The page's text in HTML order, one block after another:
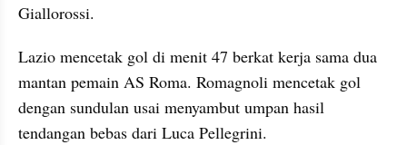
Giallorossi.
Lazio mencetak gol di menit 47 berkat kerja sama dua
mantan pemain AS Roma. Romagnoli mencetak gol
dengan sundulan usai menyambut umpan hasil
tendangan bebas dari Luca Pellegrini.